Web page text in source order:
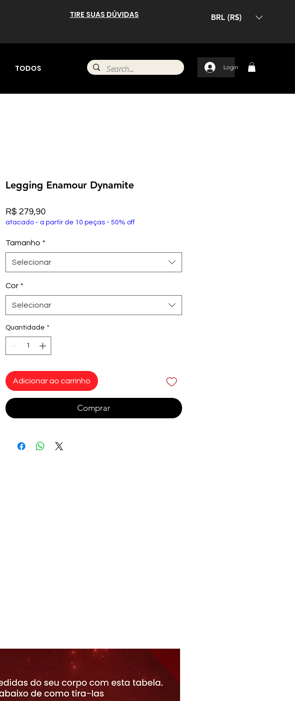
TIRE SUAS DÚVIDAS BRL (R$)
TODOS Login
Legging Enamour Dynamite
R$ 279,90
atacado - a partir de 10 peças - 50% off
Tamanho *
Selecionar
Cor *
Selecionar
Quantidade *
Adicionar ao carrinho
Comprar